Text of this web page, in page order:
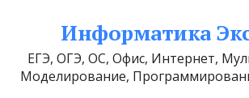
Информатика
ЕГЭ, ОГЭ, ОС, Офис, Интернет,
Моделирование,